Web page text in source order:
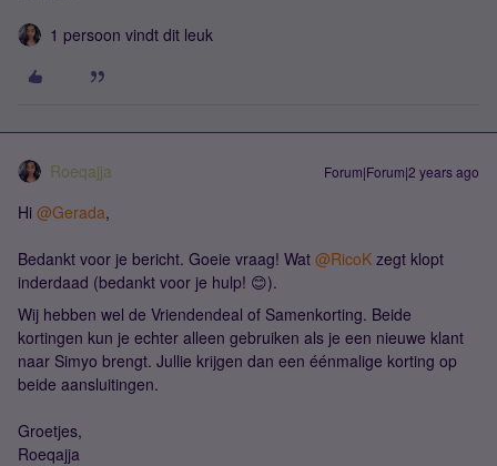
1 persoon vindt dit leuk
Roeqajja Forum|Forum|2 years ago
Hi @Gerada,
Bedankt voor je bericht. Goeie vraag! Wat @RicoK zegt klopt
inderdaad (bedankt voor je hulp! 😊).
Wij hebben wel de Vriendendeal of Samenkorting. Beide
kortingen kun je echter alleen gebruiken als je een nieuwe klant
naar Simyo brengt. Jullie krijgen dan een éénmalige korting op
beide aansluitingen.
Groetjes,
Roeqajja